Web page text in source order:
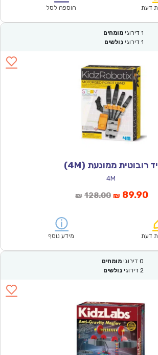
₪28.00.
דעת הוספה לסל
1 דירוגי מומחים
1 דירוגי גולשים
יד רובוטית ממונעת (4M)
4M
₪ 128.00המחיר
₪128.00.
₪ 89.90
דעת מידע נוסף
0 דירוגי מומחים
2 דירוגי גולשים